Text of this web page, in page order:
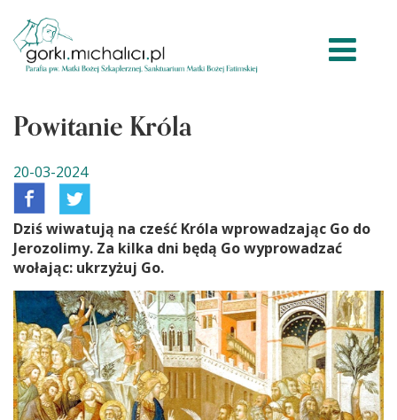
Powitanie Króla
20-03-2024
Dziś wiwatują na cześć Króla wprowadzając Go do
Jerozolimy. Za kilka dni będą Go wyprowadzać
wołając: ukrzyżuj Go.